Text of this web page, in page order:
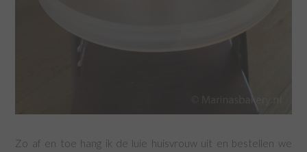
Zo af en toe hang ik de luie huisvrouw uit en bestellen we